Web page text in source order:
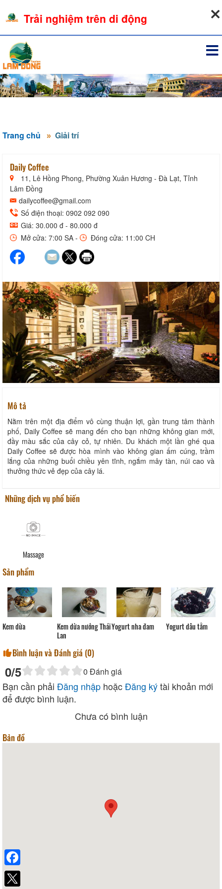
Trang chủ Giải trí
Daily Coffee
11, Lê Hồng Phong, Phường Xuân Hương - Đà Lạt, Tỉnh
Lâm Đồng
dailycoffee@gmail.com
Số điện thoại: 0902 092 090
Giá: 30.000 đ - 80.000 đ
Mở cửa: 7:00 SA -
Đóng cửa: 11:00 CH
Mô tả
Nằm trên một địa điểm vô cùng thuận lợi, gần trung tâm thành
phố, Daily Coffee sẽ mang đến cho bạn những không gian mới,
đầy màu sắc của cây cỏ, tự nhiên. Du khách một lần ghé qua
Daily Coffee sẽ được hòa mình vào không gian ấm cúng, trầm
lắng của những buổi chiều yên tĩnh, ngắm mây tàn, núi cao và
thưởng thức vẻ đẹp của cây lá.
Những dịch vụ phổ biến
Massage
Sản phẩm
Kem dừa
Kem dừa nướng Thái
Lan
Yogurt nha đam Yogurt dâu tằm
Bình luận và Đánh giá (0)
0/5 0 Đánh giá
Bạn cần phải Đăng nhập hoặcĐăng kýtài khoản mới
để được bình luận.
Chưa có bình luận
Bản đồ
Trải nghiệm trên di động
Facebook